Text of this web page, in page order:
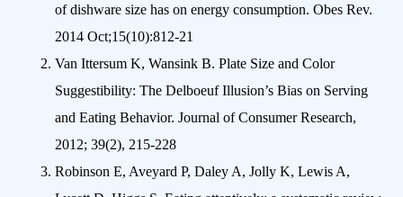
of dishware size has on energy consumption. Obes Rev.
2014 Oct;15(10):812-21
Van Ittersum K, Wansink B. Plate Size and Color
Suggestibility: The Delboeuf Illusion’s Bias on Serving
and Eating Behavior. Journal of Consumer Research,
2012; 39(2), 215-228
Robinson E, Aveyard P, Daley A, Jolly K, Lewis A,